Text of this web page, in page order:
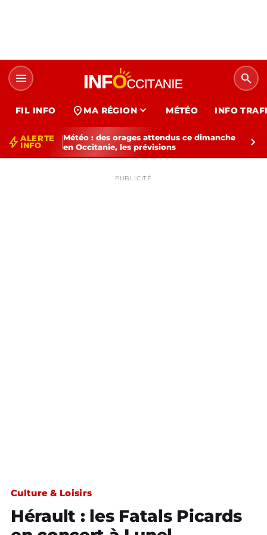
menu search
FIL INFO location_on MA RÉGION expand_more MÉTÉO INFO
bolt ALERTE
INFO
Météo : des orages attendus ce dimanche
en Occitanie, les prévisions
chevron_right
PUBLICITÉ
Culture & Loisirs
Hérault : les Fatals Picards